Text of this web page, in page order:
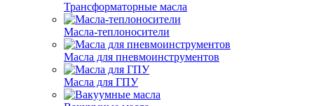
Трансформаторные масла
Масла-теплоносители
Масла для пневмоинструментов
Масла для ГПУ